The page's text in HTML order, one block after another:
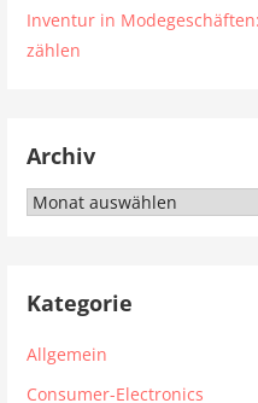
Inventur in
zählen
Archiv
Archiv
Kategorie
Allgemein
Consumer-Electronics